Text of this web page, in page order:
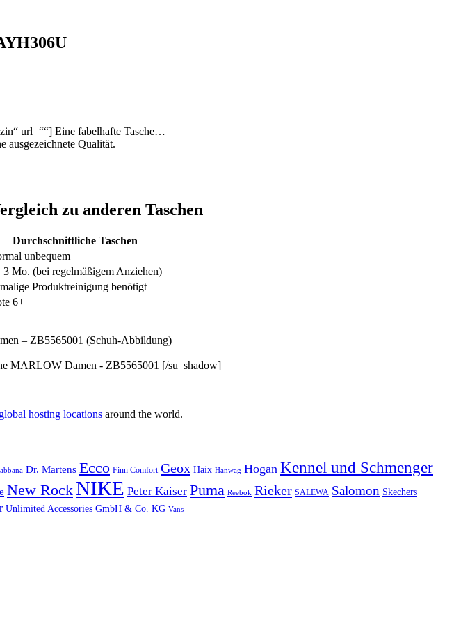
url=““] Eine fabelhafte Tasche…
ausgezeichnete Qualität.
zu anderen Taschen
Durchschnittliche Taschen
unbequem
3 Mo. (bei regelmäßigem Anziehen)
Produktreinigung benötigt
6+
– ZB5565001 (Schuh-Abbildung)
[/su_shadow]
global hosting locations around the world.
Dr. Martens Ecco Finn Comfort Geox Haix Hanwag Hogan Kennel und Schmenger
New RockNIKE Peter Kaiser Puma Reebok Rieker SALEWA Salomon Skechers
Unlimited Accessories GmbH & Co. KG Vans